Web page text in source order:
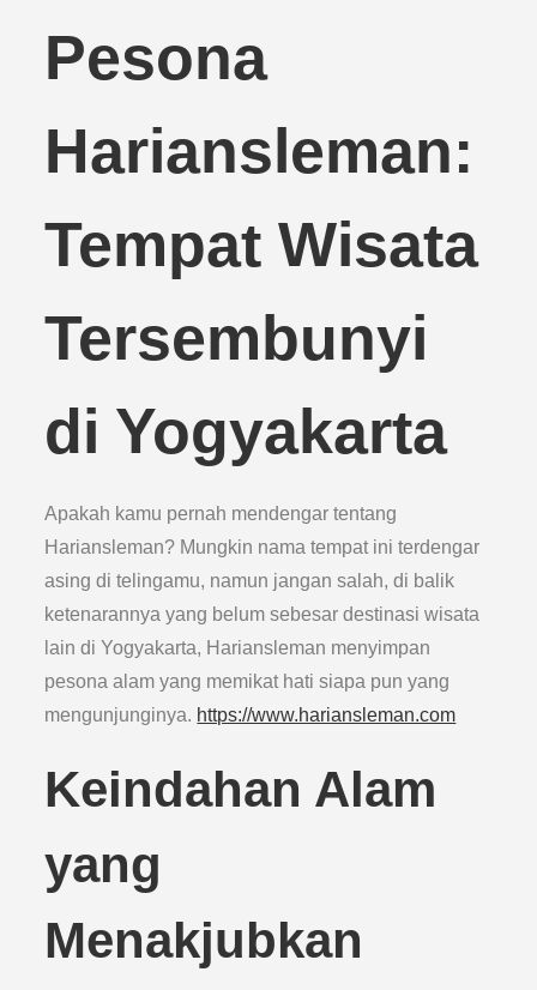
Pesona
Hariansleman:
Tempat Wisata
Tersembunyi
di Yogyakarta
Apakah kamu pernah mendengar tentang
Hariansleman? Mungkin nama tempat ini terdengar
asing di telingamu, namun jangan salah, di balik
ketenarannya yang belum sebesar destinasi wisata
lain di Yogyakarta, Hariansleman menyimpan
pesona alam yang memikat hati siapa pun yang
mengunjunginya. https://www.hariansleman.com
Keindahan Alam
yang
Menakjubkan